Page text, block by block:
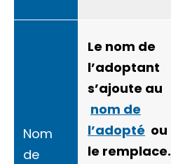
Nom
de
Le nom de
l’adoptant
s’ajoute au
nom de
l’adopté ou
le remplace.